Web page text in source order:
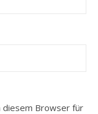
diesem Browser für